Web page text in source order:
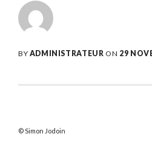
BY ADMINISTRATEUR ON 29
Simon Jodoin